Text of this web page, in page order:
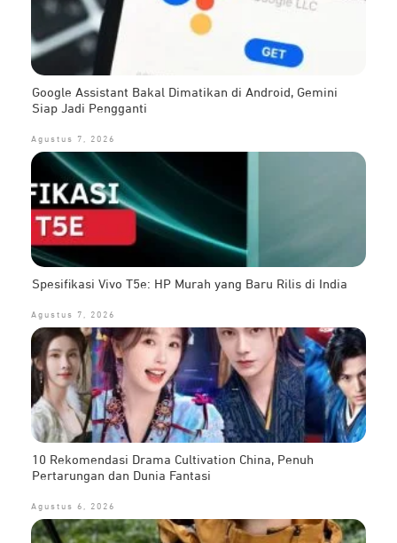
Google Assistant Bakal Dimatikan di Android, Gemini
Siap Jadi Pengganti
Agustus 7, 2026
Spesifikasi Vivo T5e: HP Murah yang Baru Rilis di India
Agustus 7, 2026
10 Rekomendasi Drama Cultivation China, Penuh
Pertarungan dan Dunia Fantasi
Agustus 6, 2026